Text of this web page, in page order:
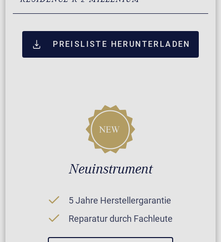
PREISLISTE HERUNTERLADEN
Neuinstrument
5 Jahre Herstellergarantie
Reparatur durch Fachleute